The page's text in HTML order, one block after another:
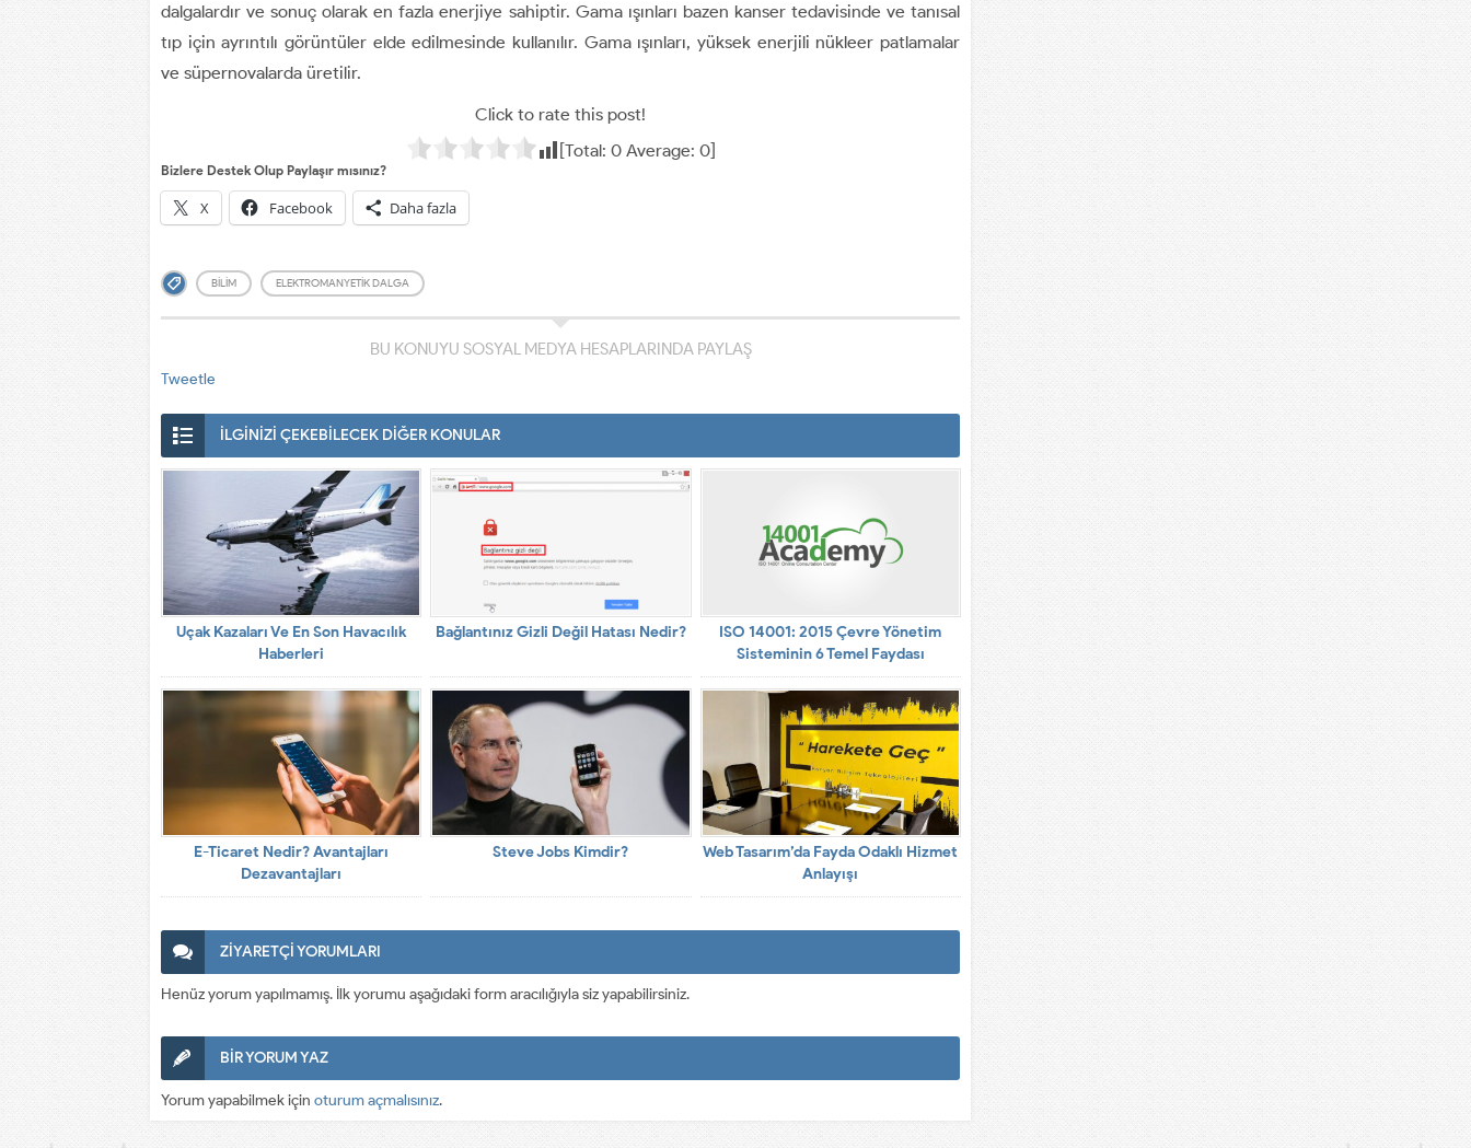
dalgalardır ve sonuç olarak en fazla enerjiye sahiptir. Gama ışınları bazen kanser tedavisinde ve tanısal
tıp için ayrıntılı görüntüler elde edilmesinde kullanılır. Gama ışınları, yüksek enerjili nükleer patlamalar
ve süpernovalarda üretilir.
Click to rate this post!
[Total: 0Average: 0]
Bizlere Destek Olup Paylaşır mısınız?
X Facebook Daha fazla
BILIM ELEKTROMANYETIK DALGA
BU KONUYU SOSYAL MEDYA HESAPLARINDA PAYLAŞ
Tweetle
İLGİNİZİ ÇEKEBİLECEK DİĞER KONULAR
Uçak Kazaları Ve En Son Havacılık
Haberleri
Bağlantınız Gizli Değil Hatası Nedir?
ISO 14001: 2015 Çevre Yönetim
Sisteminin 6 Temel Faydası
E-Ticaret Nedir? Avantajları
Dezavantajları
Steve Jobs Kimdir?
Web Tasarım’da Fayda Odaklı Hizmet
Anlayışı
ZİYARETÇİ YORUMLARI
Henüz yorum yapılmamış. İlk yorumu aşağıdaki form aracılığıyla siz yapabilirsiniz.
BİR YORUM YAZ
Yorum yapabilmek için oturum açmalısınız.